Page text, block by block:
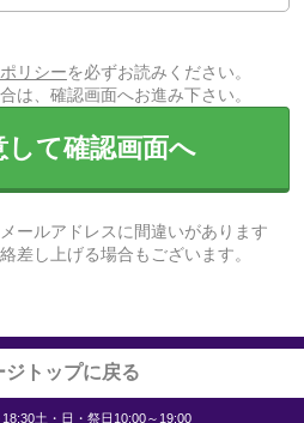
リシーを必ずお読みください。
は、確認画面へお進み下さい。
して確認画面へ
ールアドレスに間違いがあります
差し上げる場合もございます。
ジトップに戻る
土・日・祭日10:00～19:00